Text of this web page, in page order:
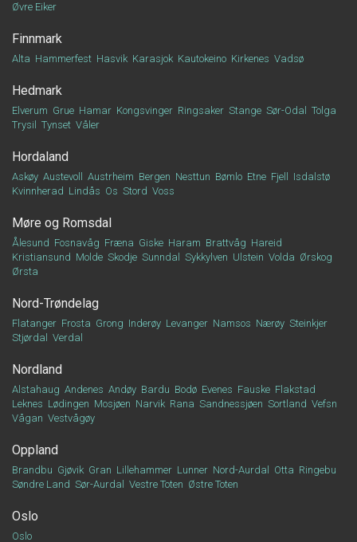
Øvre Eiker
Finnmark
Alta Hammerfest Hasvik Karasjok Kautokeino Kirkenes Vadsø
Hedmark
Elverum Grue Hamar Kongsvinger Ringsaker Stange Sør-Odal
Tolga
Trysil
Tynset Våler
Hordaland
Askøy Austevoll Austrheim Bergen Nesttun Bømlo Etne Fjell
Isdalstø
Kvinnherad Lindås Os Stord Voss
Møre og Romsdal
Ålesund Fosnavåg Fræna Giske Haram Brattvåg Hareid
Kristiansund Molde Skodje Sunndal Sykkylven Ulstein Volda Ørskog
Ørsta
Nord-Trøndelag
Flatanger Frosta Grong Inderøy Levanger Namsos Nærøy Steinkjer
Stjørdal
Verdal
Nordland
Alstahaug Andenes Andøy Bardu Bodø Evenes Fauske Flakstad
Leknes Lødingen Mosjøen Narvik Rana Sandnessjøen Sortland Vefsn
Vågan Vestvågøy
Oppland
Brandbu Gjøvik Gran Lillehammer Lunner Nord-Aurdal Otta Ringebu
Søndre Land Sør-Aurdal Vestre Toten Østre Toten
Oslo
Oslo